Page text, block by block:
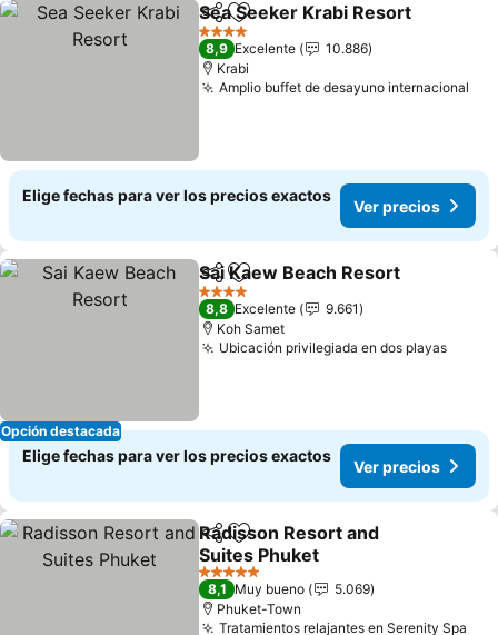
CompartirAgregar a favoritos
Sea Seeker Krabi Resort
4 Estrellas
8,9 Excelente
10.886
Krabi
Amplio buffet de desayuno internacional
Elige fechas para ver los precios exactos
Ver precios
Opción destacada
CompartirAgregar a favoritos
Sai Kaew Beach Resort
4 Estrellas
8,8 Excelente
9.661
Koh Samet
Ubicación privilegiada en dos playasVer
Elige fechas para ver los precios exactos
Ver precios
CompartirAgregar a favoritos
Radisson Resort and
Suites Phuket
Ver precios
5 Estrellas
8,1 Muy bueno
5.069
Phuket-Town
Tratamientos relajantes en Serenity Spa